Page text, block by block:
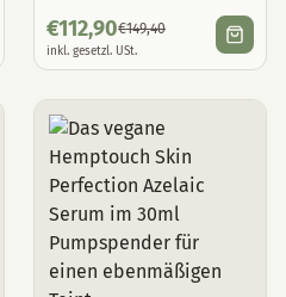
€112,90€149,40
inkl. gesetzl. USt.